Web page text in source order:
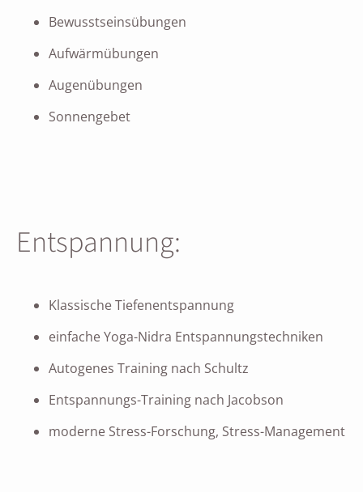
Bewusstseinsübungen
Aufwärmübungen
Augenübungen
Sonnengebet
Entspannung:
Klassische Tiefenentspannung
einfache Yoga-Nidra Entspannungstechniken
Autogenes Training nach Schultz
Entspannungs-Training nach Jacobson
moderne Stress-Forschung, Stress-Management